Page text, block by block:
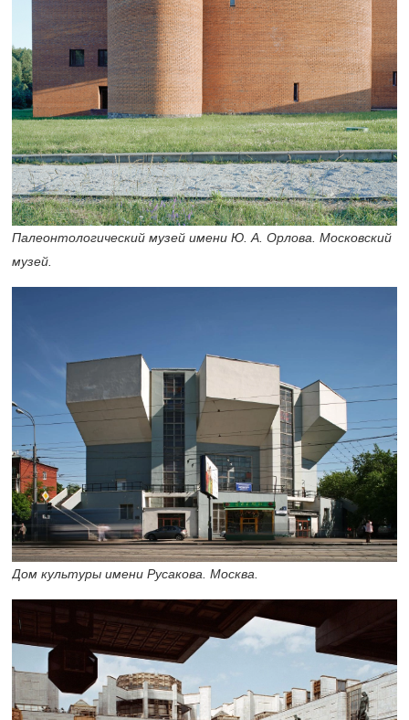
Палеонтологический музей имени Ю. А. Орлова. Московский
музей.
Дом культуры имени Русакова. Москва.